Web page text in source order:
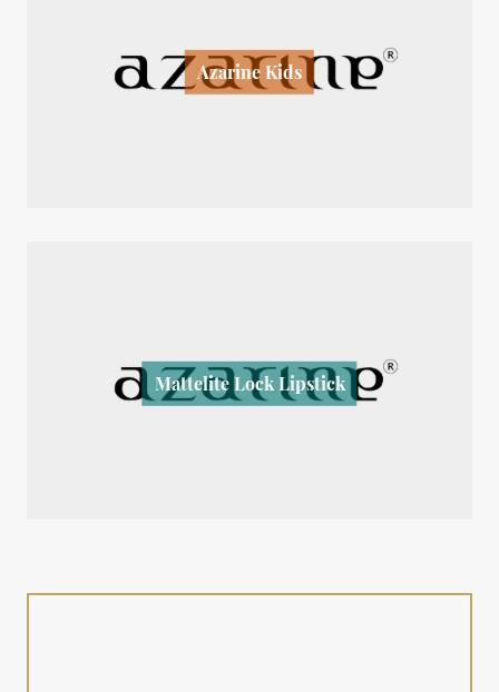
Azarine Kids
Mattelite Lock Lipstick